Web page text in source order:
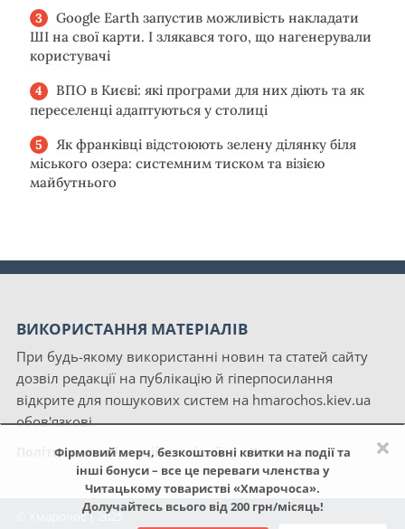
×
Фірмовий мерч, безкоштовні квитки на події та
інші бонуси – все це переваги членства у
Читацькому товаристві «Хмарочоса».
Долучайтесь всього від 200 грн/місяць!
Google Earth запустив можливість накладати
ШІ на свої карти. І злякався того, що нагенерували
користувачі
ВПО в Києві: які програми для них діють та як
переселенці адаптуються у столиці
Як франківці відстоюють зелену ділянку біля
міського озера: системним тиском та візією
майбутнього
ВИКОРИСТАННЯ МАТЕРІАЛІВ
При будь-якому використанні новин та статей сайту
дозвіл редакції на публікацію й гіперпосилання
відкрите для пошукових систем на hmarochos.kiev.ua
обов'язкові.
Політика конфіденційності сайту «Хмарочос»
© Хмарочос | 2025